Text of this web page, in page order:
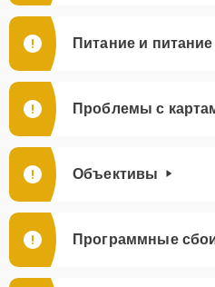
Питание и
Проблемы с
Объективы
Программные